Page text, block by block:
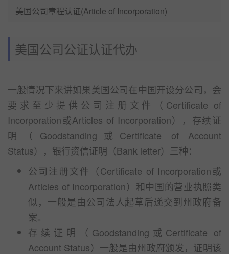
美国公司章程认证(Article of Incorporation)
美国公司公证认证代办
一般情况下来讲如果美国公司在中国开设分公司，会
要求至少提供公司注册文件（Certificate of
Incorporation或Articles of Incorporation），存续证
明（Goodstanding或Certificate of Account
Status），银行资信证明（Bank letter）三种：
公司注册文件（Certificate of Incorporation或
Articles of Incorporation）和中国的营业执照类
似，一般是由公司法人起草后递交到州政府备
案。
存续证明（Goodstanding或Certificate of
Account Status）一般是由州政府颁发，证明该